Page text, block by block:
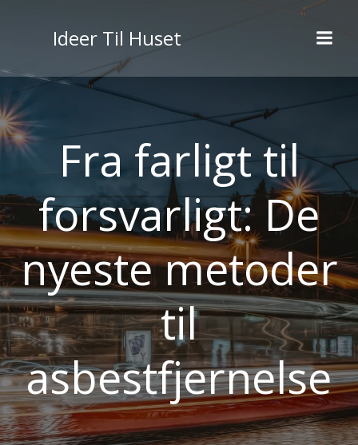
indhold
Ideer Til Huset
Fra farligt til
forsvarligt: De
nyeste metoder
til
asbestfjernelse